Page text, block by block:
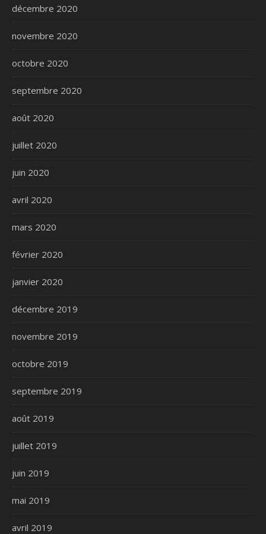
décembre 2020
novembre 2020
octobre 2020
septembre 2020
août 2020
juillet 2020
juin 2020
avril 2020
mars 2020
février 2020
janvier 2020
décembre 2019
novembre 2019
octobre 2019
septembre 2019
août 2019
juillet 2019
juin 2019
mai 2019
avril 2019